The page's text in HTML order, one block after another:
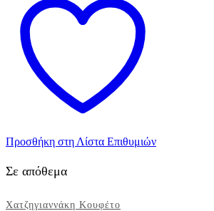
Almond
Zabaglione,
1kg
ποσότητα
Προσθήκη στη Λίστα Επιθυμιών
Σε απόθεμα
Χατζηγιαννάκη Κουφέτο